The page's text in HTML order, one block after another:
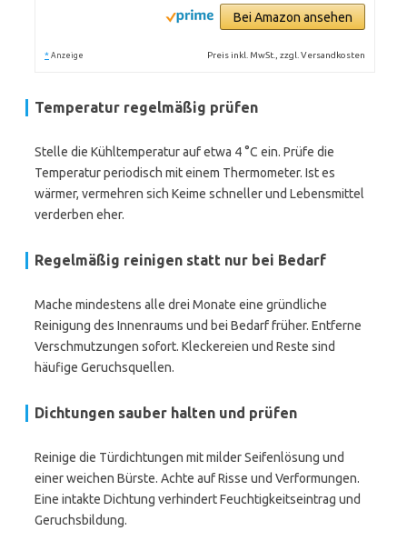
Bei Amazon ansehen
* Anzeige Preis inkl. MwSt., zzgl. Versandkosten
Temperatur regelmäßig prüfen
Stelle die Kühltemperatur auf etwa 4 °C ein. Prüfe die
Temperatur periodisch mit einem Thermometer. Ist es
wärmer, vermehren sich Keime schneller und Lebensmittel
verderben eher.
Regelmäßig reinigen statt nur bei Bedarf
Mache mindestens alle drei Monate eine gründliche
Reinigung des Innenraums und bei Bedarf früher. Entferne
Verschmutzungen sofort. Kleckereien und Reste sind
häufige Geruchsquellen.
Dichtungen sauber halten und prüfen
Reinige die Türdichtungen mit milder Seifenlösung und
einer weichen Bürste. Achte auf Risse und Verformungen.
Eine intakte Dichtung verhindert Feuchtigkeitseintrag und
Geruchsbildung.